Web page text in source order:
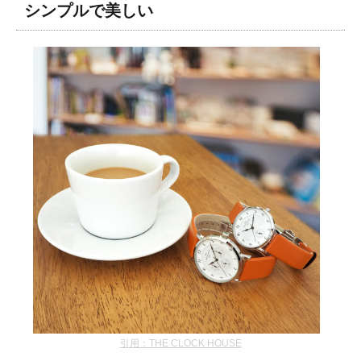
シンプルで美しい
引用：THE CLOCK HOUSE